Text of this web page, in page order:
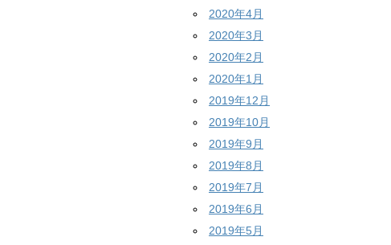
2020年4月
2020年3月
2020年2月
2020年1月
2019年12月
2019年10月
2019年9月
2019年8月
2019年7月
2019年6月
2019年5月